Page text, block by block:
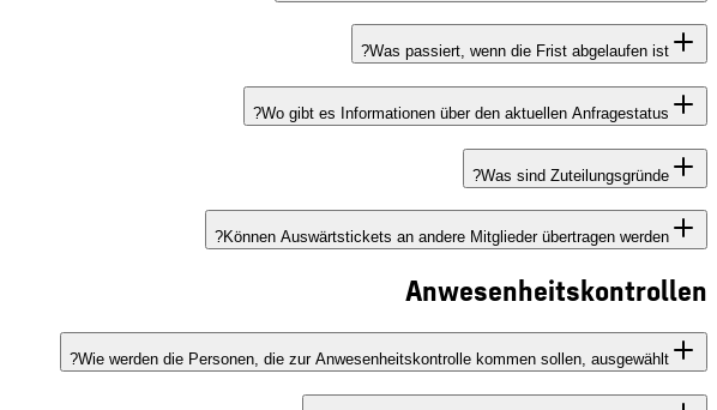
Was passiert, wenn die Frist abgelaufen ist?
Wo gibt es Informationen über den aktuellen Anfragestatus?
Was sind Zuteilungsgründe?
Können Auswärtstickets an andere Mitglieder übertragen werden?
Anwesenheitskontrollen
Wie werden die Personen, die zur Anwesenheitskontrolle kommen sollen, ausgewählt?